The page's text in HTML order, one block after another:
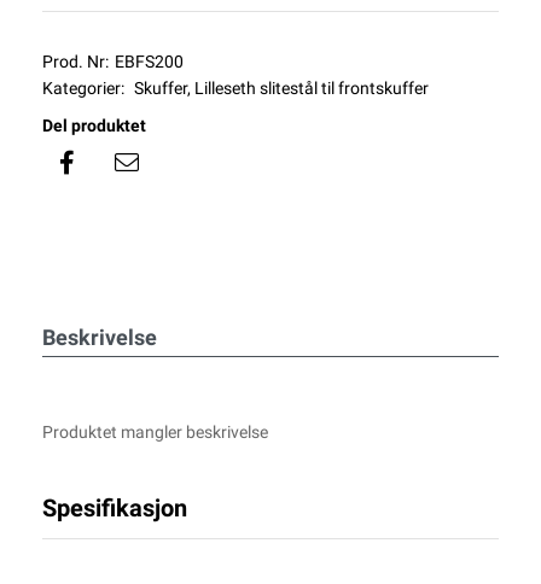
Prod. Nr: EBFS200
Kategorier: Skuffer, Lilleseth slitestål til frontskuffer
Del produktet
Beskrivelse
Produktet mangler beskrivelse
Spesifikasjon